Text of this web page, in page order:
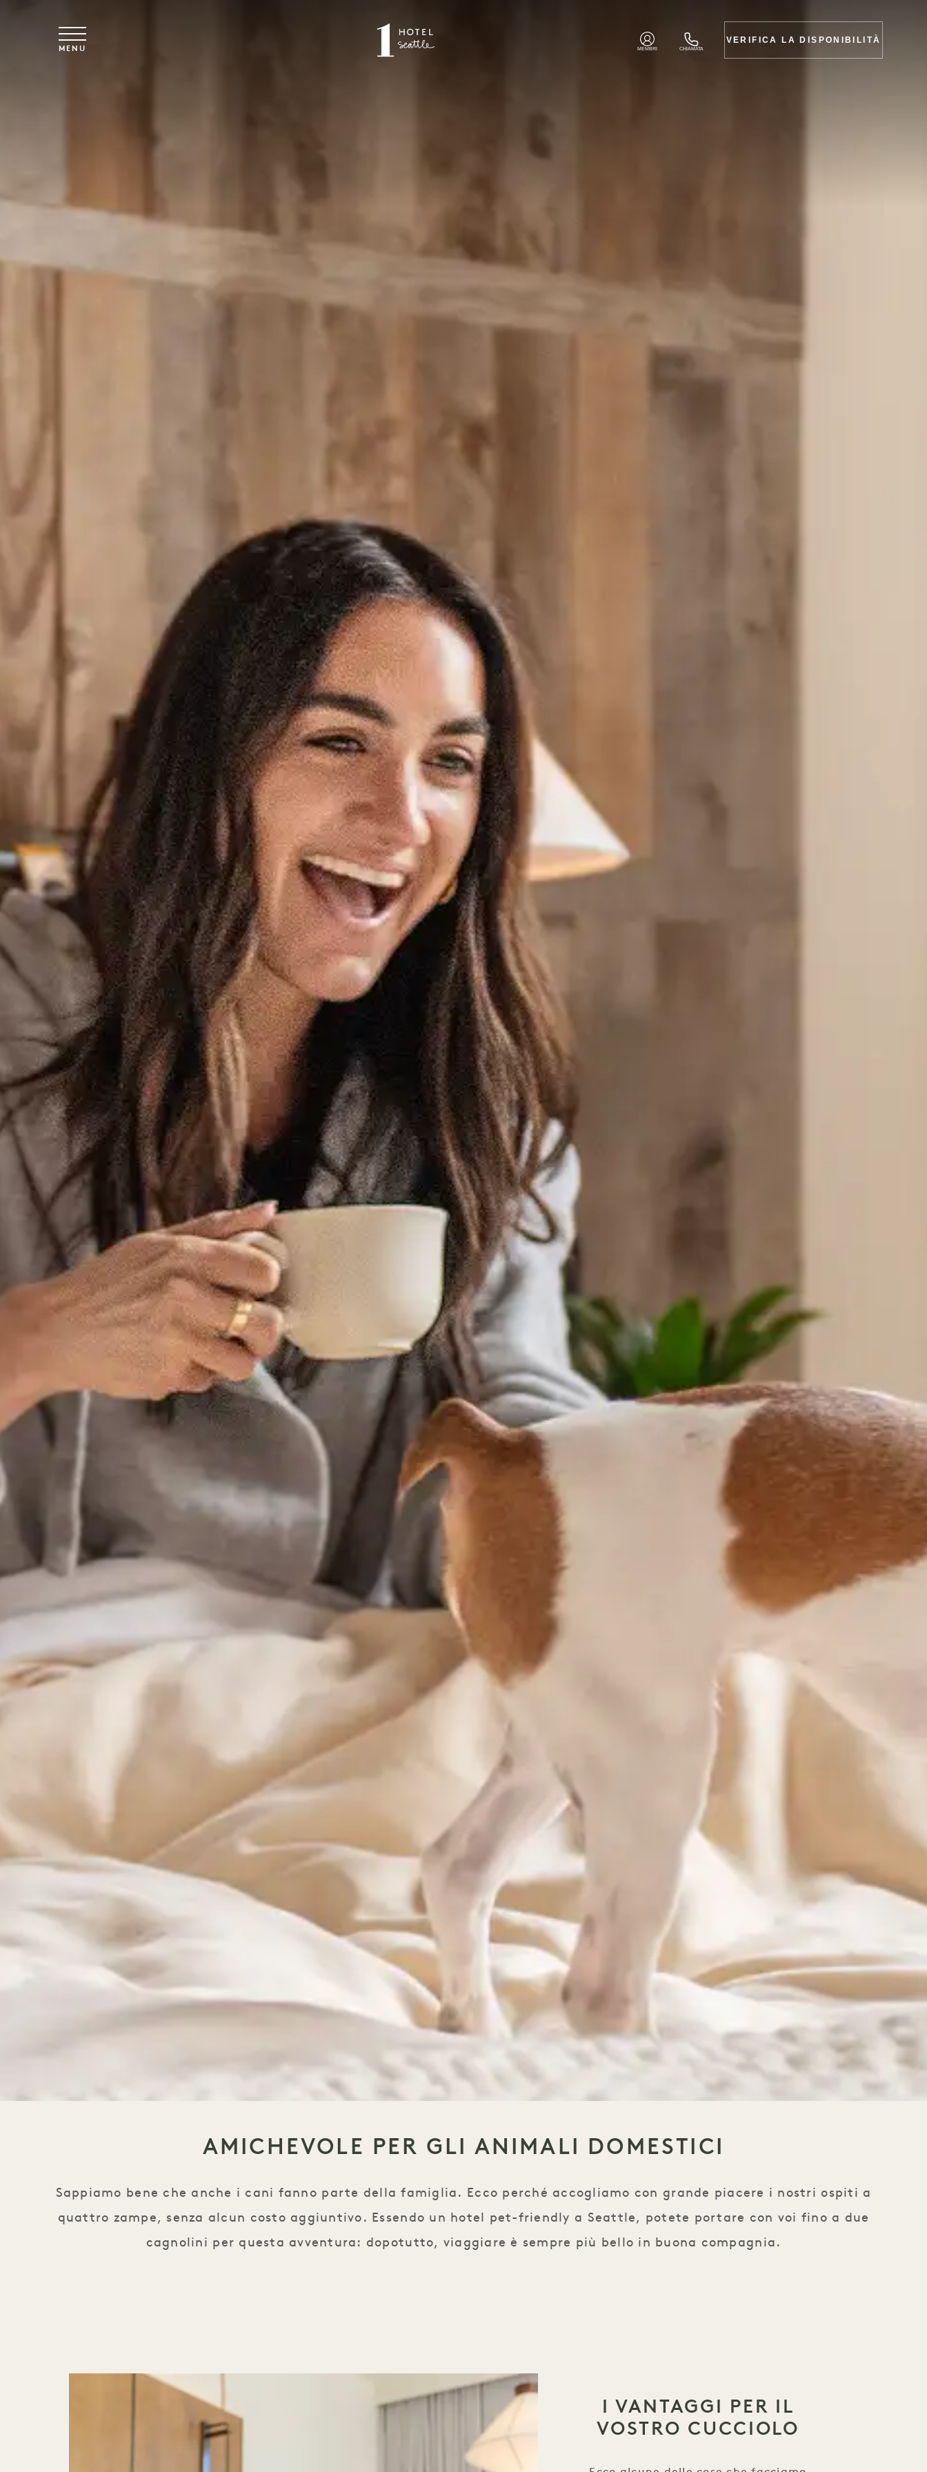
MENU MEMBRI CHIAMATA
VERIFICA LA DISPONIBILITÀ
AMICHEVOLE PER GLI ANIMALI DOMESTICI
Sappiamo bene che anche i cani fanno parte della famiglia. Ecco perché accogliamo con grande piacere i nostri ospiti a
quattro zampe, senza alcun costo aggiuntivo. Essendo un hotel pet-friendly a Seattle, potete portare con voi fino a due
cagnolini per questa avventura: dopotutto, viaggiare è sempre più bello in buona compagnia.
I VANTAGGI PER IL
VOSTRO CUCCIOLO